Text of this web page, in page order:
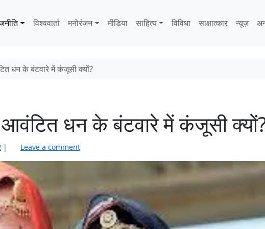
विश्ववार्ता मनोरंजन मीडिया साहित्‍य विविधा साक्षात्‍कार न्यूज़
धन के बंटवारे में कंजूसी क्यों?
धन के बंटवारे में कंजूसी
| Leave a comment